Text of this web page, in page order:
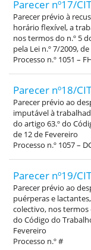
Parecer nº17/
Parecer prévio à
horário flexível, a
nos termos do n.º 5
pela Lei n.º 7/2009,
Processo n.º 1051 –
Parecer nº18/
Parecer prévio ao
imputável à
do artigo 63.º do
de 12 de Fevereiro
Processo n.º 1057 –
Parecer nº19/
Parecer prévio ao
puérperas e
colectivo, nos termos
do Código do
Fevereiro
Processo n.º #